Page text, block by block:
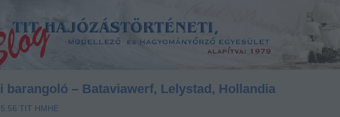
barangoló – Bataviawerf, Lelystad, Hollandia
TIT HMHE